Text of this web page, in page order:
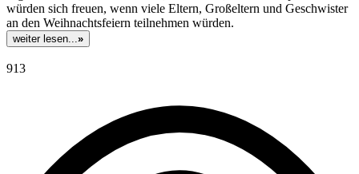
würden sich freuen, wenn viele Eltern, Großeltern und Geschwister
an den Weihnachtsfeiern teilnehmen würden.
weiter lesen...»
913